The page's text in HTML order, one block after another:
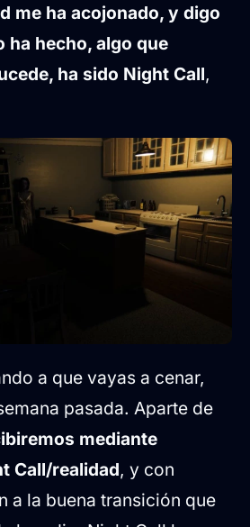
me ha acojonado, y digo
ha hecho, algo que
ha sido Night Call,
a que vayas a cenar,
pasada. Aparte de
mediante
Call/realidad, y con
a la buena transición que